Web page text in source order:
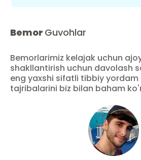
Bemor Guvohlar
Bemorlarimiz kelajak uchun
shakllantirish uchun davolash
eng yaxshi sifatli tibbiy
tajribalarini biz bilan baham